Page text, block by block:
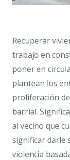
Recuperar
trabajo en
poner en
plantean los
proliferación
barrial.
al vecino que
significar darle
violencia